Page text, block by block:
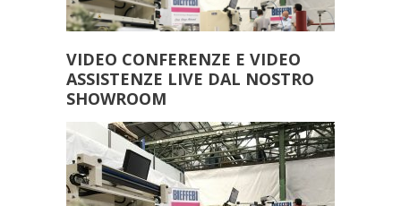
VIDEO CONFERENZE E VIDEO
ASSISTENZE LIVE DAL NOSTRO
SHOWROOM